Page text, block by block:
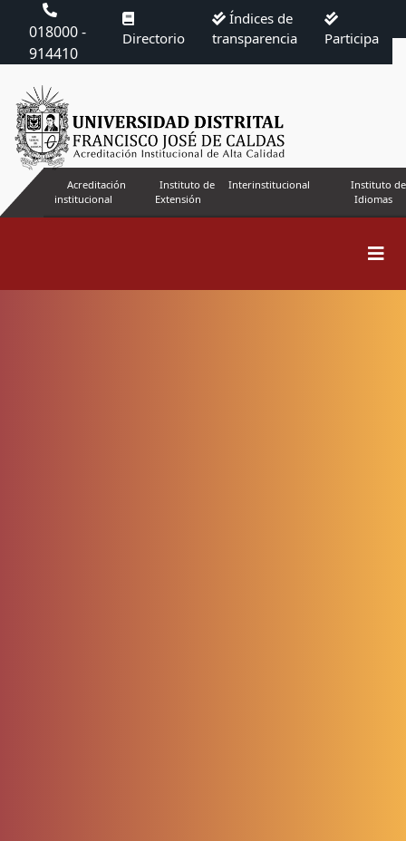
018000 -
914410
Directorio
Índices de
transparencia
Participa
Acreditación
institucional
Instituto de
Extensión
Interinstitucional
Instituto de
Idiomas